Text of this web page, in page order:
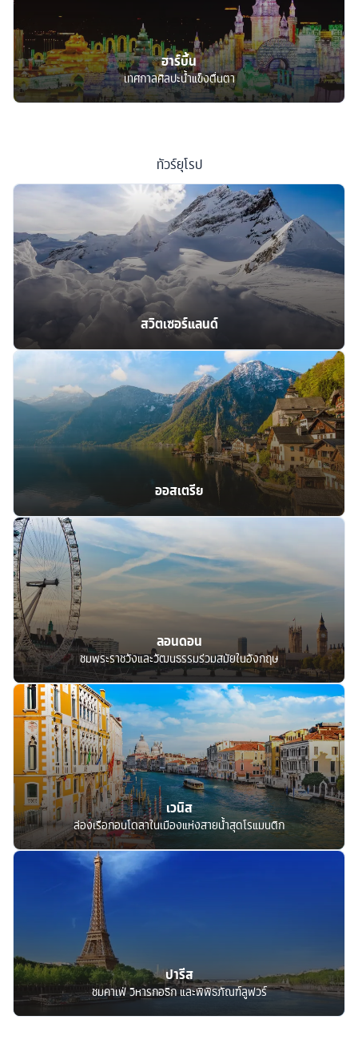
ฮาร์บิ้น
เทศกาลศิลปะน้ำแข็งตื่นตา
ทัวร์ยุโรป
สวิตเซอร์แลนด์
ออสเตรีย
ลอนดอน
ชมพระราชวังและวัฒนธรรมร่วมสมัยในอังกฤษ
เวนิส
ล่องเรือกอนโดลาในเมืองแห่งสายน้ำสุดโรแมนติก
ปารีส
ชมคาเฟ่ วิหารกอธิก และพิพิธภัณฑ์ลูฟวร์